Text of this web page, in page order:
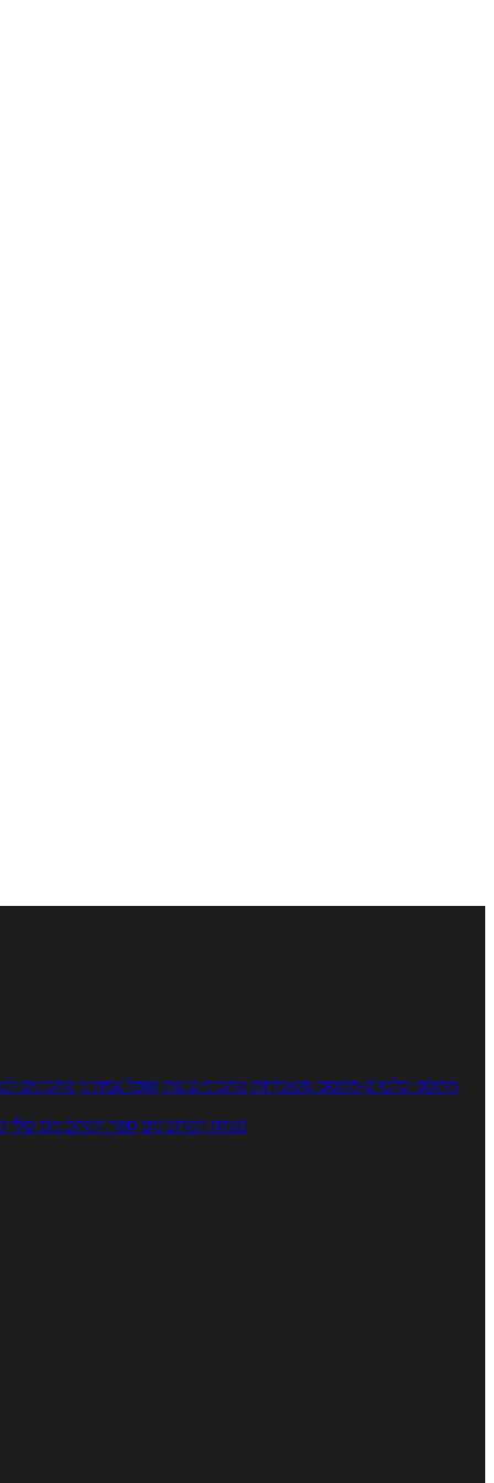
מתכוני סלטים מתכוני פשטידות מתכוני עוגות אוכל צמחוני מתכונים
מנתח המתכונים ספר המתכונים שלי